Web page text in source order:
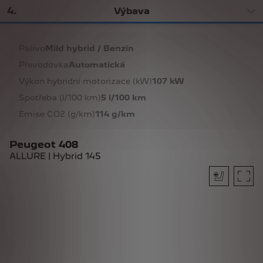
4. Výbava
Peugeot 408
ALLURE | Hybrid 145
Mild hybrid / Benzín
PřevodovkaAutomatická
Výkon hybridní motorizace (kW)107 kW
Spotřeba (l/100 km)5 l/100 km
Emise CO2 (g/km)114 g/km